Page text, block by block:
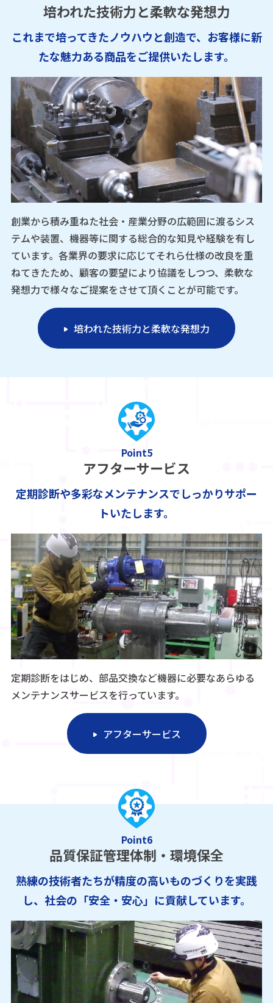
培われた技術力と柔軟な発想力
これまで培ってきたノウハウと創造で、お客様に新
たな魅力ある商品をご提供いたします。
創業から積み重ねた社会・産業分野の広範囲に渡るシス
テムや装置、機器等に関する総合的な知見や経験を有し
ています。各業界の要求に応じてそれら仕様の改良を重
ねてきたため、顧客の要望により協議をしつつ、柔軟な
発想力で様々なご提案をさせて頂くことが可能です。
培われた技術力と柔軟な発想力
Point5
アフターサービス
定期診断や多彩なメンテナンスでしっかりサポー
トいたします。
定期診断をはじめ、部品交換など機器に必要なあらゆる
メンテナンスサービスを行っています。
アフターサービス
Point6
品質保証管理体制・環境保全
熟練の技術者たちが精度の高いものづくりを実践
し、社会の「安全・安心」に貢献しています。